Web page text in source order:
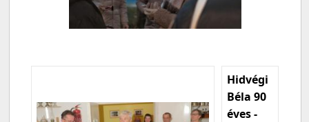
Hidvégi
Béla 90
éves -